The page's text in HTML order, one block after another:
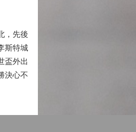
，先後
斯特城
盃外出
決心不